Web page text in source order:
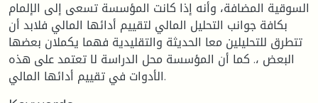
السوقية المضافة، وأنه إذا كانت المؤسسة تسعى إلى الإلمام
بكافة جوانب التحليل المالي لتقييم أدائها المالي فلابد أن
تتطرق للتحليلين معا الحديثة والتقليدية فهما يكملان بعضها
البعض ،. كما أن المؤسسة محل الدراسة لا تعتمد على هذه
الأدوات في تقييم أدائها المالي.